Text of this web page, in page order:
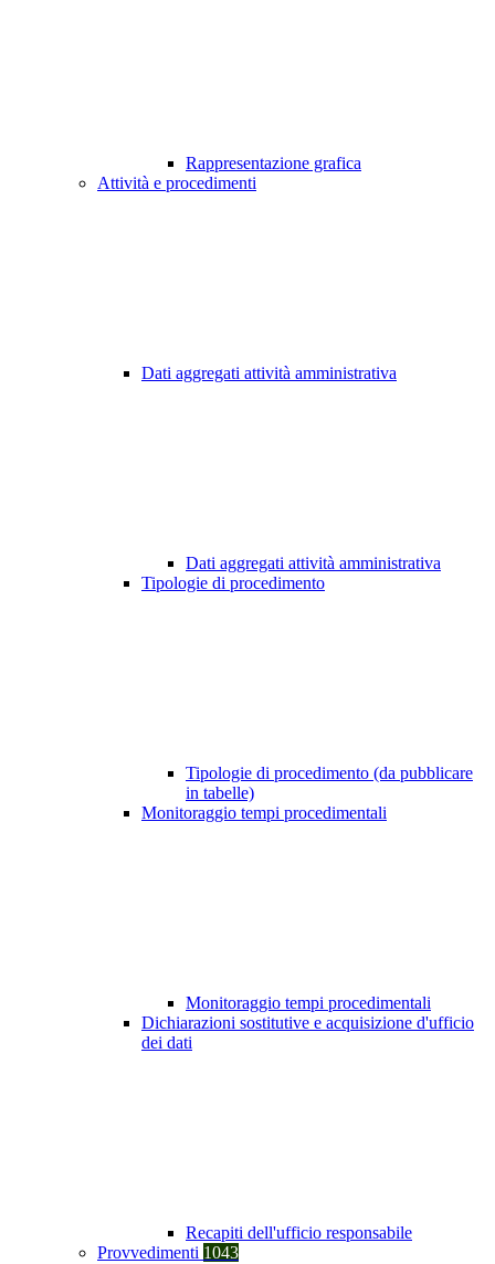
Rappresentazione grafica
Attività e procedimenti
Dati aggregati attività amministrativa
Dati aggregati attività amministrativa
Tipologie di procedimento
Tipologie di procedimento (da pubblicare
in tabelle)
Monitoraggio tempi procedimentali
Monitoraggio tempi procedimentali
Dichiarazioni sostitutive e acquisizione d'ufficio
dei dati
Recapiti dell'ufficio responsabile
Provvedimenti 1043